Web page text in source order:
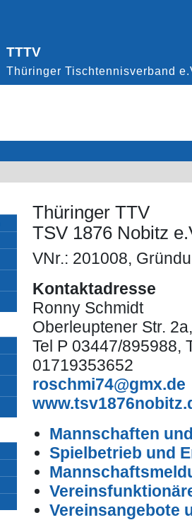
Thüringer TTV
TSV 1876 Nobitz
VNr.: 201008,
Kontaktadresse
Ronny Schmidt
Oberleuptener Str.
Tel P 03447/895988,
01719353652
roschmi74@gmx.de
Mannschaften
Spielbetrieb und
Vereinsangebote